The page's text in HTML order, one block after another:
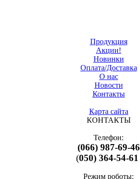
Продукция
Акции!
Новинки
Оплата/Доставка
О нас
Новости
Контакты
Карта сайта
КОНТАКТЫ
Телефон:
(066) 987-69-46
(050) 364-54-61
Режим роботы: